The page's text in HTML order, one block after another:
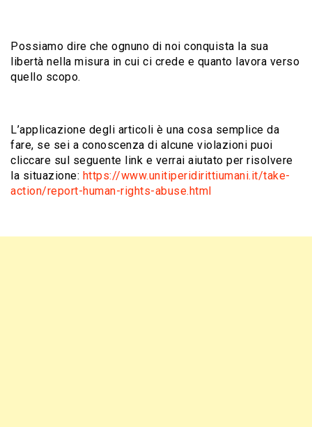
Possiamo dire che ognuno di noi conquista la sua
libertà nella misura in cui ci crede e quanto lavora verso
quello scopo.
L’applicazione degli articoli è una cosa semplice da
fare, se sei a conoscenza di alcune violazioni puoi
cliccare sul seguente link e verrai aiutato per risolvere
la situazione: https://www.unitiperidirittiumani.it/take-
action/report-human-rights-abuse.html